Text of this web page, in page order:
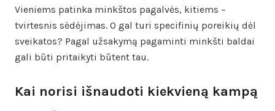
Vieniems patinka minkštos pagalvės, kitiems –
tvirtesnis sėdėjimas. O gal turi specifinių poreikių dėl
sveikatos? Pagal užsakymą pagaminti minkšti baldai
gali būti pritaikyti būtent tau.
Kai norisi išnaudoti kiekvieną kampą